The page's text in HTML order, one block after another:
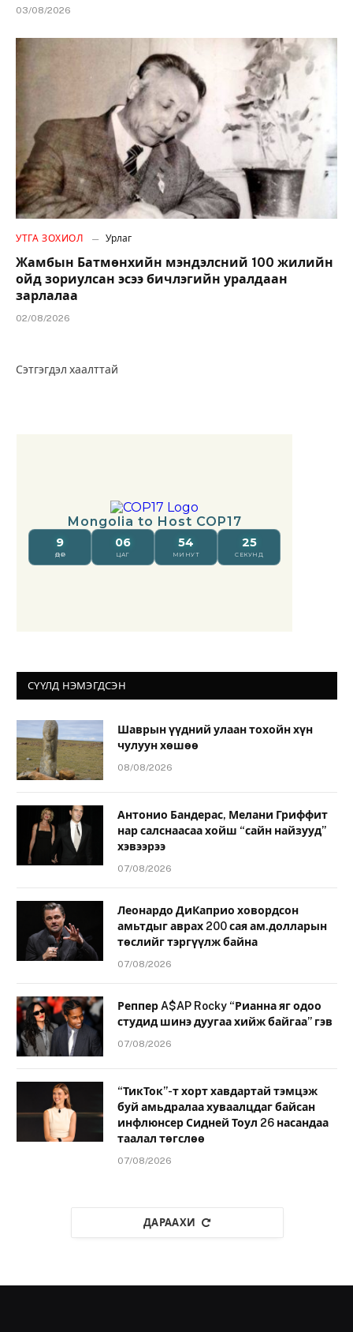
03/08/2026
УТГА ЗОХИОЛ Урлаг
Жамбын Батмөнхийн мэндэлсний 100 жилийн
ойд зориулсан эсээ бичлэгийн уралдаан
зарлалаа
02/08/2026
Сэтгэгдэл хаалттай
СҮҮЛД НЭМЭГДСЭН
Шаврын үүдний улаан тохойн хүн
чулуун хөшөө
08/08/2026
Антонио Бандерас, Мелани Гриффит
нар салснаасаа хойш “сайн найзууд”
хэвээрээ
07/08/2026
Леонардо ДиКаприо ховордсон
амьтдыг аврах 200 сая ам.долларын
төслийг тэргүүлж байна
07/08/2026
Реппер A$AP Rocky “Рианна яг одоо
студид шинэ дуугаа хийж байгаа” гэв
07/08/2026
“ТикТок”-т хорт хавдартай тэмцэж
буй амьдралаа хуваалцдаг байсан
инфлюнсер Сидней Тоул 26 насандаа
таалал төгслөө
07/08/2026
ДАРААХИ